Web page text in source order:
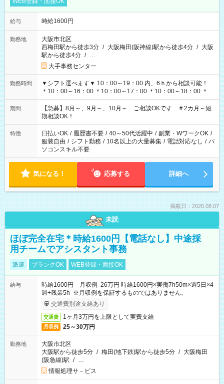
給与 時給1600円
勤務地
大阪市北区
西梅田駅から徒歩3分 / 大阪梅田(阪神線)駅から徒歩4分 / 大阪
駅から徒歩4分 / …
大手事務センター
勤務時間
▼シフト選べます▼ 10：00～19：00 内、6ｈから相談可能！
＊10：00～16：00 ＊10：00～17：00 ＊10：00～18：00 ＊
11：00～19：00 ＊12：00～19：00 ＊13：00～19：00
期間
【急募】8月～、9月～、10月～ ご相談OKです ＃2カ月～短
期相談OK！
特徴 日払いOK / 履歴書不要 / 40～50代活躍中 / 副業・WワークOK /
服装自由 / シフト勤務 / 10名以上の大量募集 / 電話対応なし / パ
ソコンスキル不要
気になる！ 応募する 詳細へ
掲載日：2026.08.07
未読
ほぼ完全在宅＊時給1600円【電話なし】中途採
用チームでアシスタント事務
派遣 ブランクOK WEB登録・面接OK
給与
時給1600円 月収例 26万円 時給1600円×実働7h50m×週5日×4
週+残業5h ※月収例を保証するものではありません。
交通費別途支給あり
交通費 1ヶ月3万円を上限として実費支給
月収例 25～30万円
勤務地
大阪市北区
大阪駅から徒歩5分 / 梅田(地下鉄)駅から徒歩5分 / 大阪梅田
(阪急線)駅 / …
情報処理サ－ビス